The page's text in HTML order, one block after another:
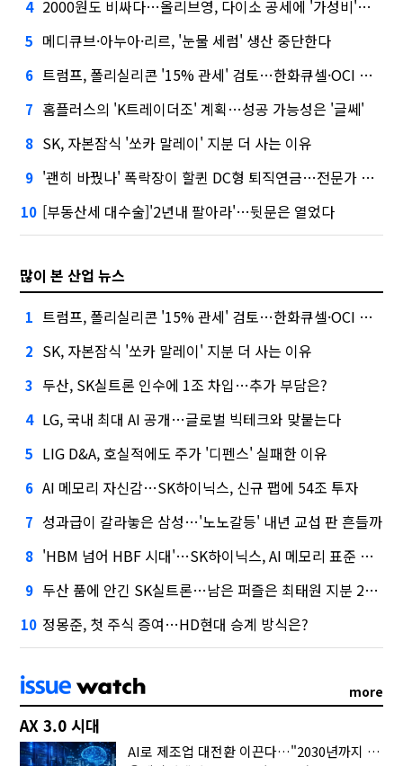
4 2000원도 비싸다…올리브영, 다이소 공세에 '가성비'로 맞불
5 메디큐브·아누아·리르, '눈물 세럼' 생산 중단한다
6 트럼프, 폴리실리콘 '15% 관세' 검토…한화큐셀·OCI 영향은?
7 홈플러스의 'K트레이더조' 계획…성공 가능성은 '글쎄'
8 SK, 자본잠식 '쏘카 말레이' 지분 더 사는 이유
9 '괜히 바꿨나' 폭락장이 할퀸 DC형 퇴직연금…전문가 조언은
10 [부동산세 대수술]'2년내 팔아라'…뒷문은 열었다
많이 본 산업 뉴스
1 트럼프, 폴리실리콘 '15% 관세' 검토…한화큐셀·OCI 영향은?
2 SK, 자본잠식 '쏘카 말레이' 지분 더 사는 이유
3 두산, SK실트론 인수에 1조 차입…추가 부담은?
4 LG, 국내 최대 AI 공개…글로벌 빅테크와 맞붙는다
5 LIG D&A, 호실적에도 주가 '디펜스' 실패한 이유
6 AI 메모리 자신감…SK하이닉스, 신규 팹에 54조 투자
7 성과급이 갈라놓은 삼성…'노노갈등' 내년 교섭 판 흔들까
8 'HBM 넘어 HBF 시대'…SK하이닉스, AI 메모리 표준 선점 나섰다
9 두산 품에 안긴 SK실트론…남은 퍼즐은 최태원 지분 29.4%
10 정몽준, 첫 주식 증여…HD현대 승계 방식은?
more
AX 3.0 시대
AI로 제조업 대전환 이끈다…"2030년까지 민관합동 20조 투자"